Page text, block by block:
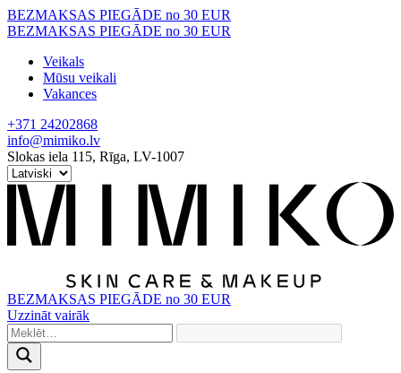
Skip
to
BEZMAKSAS PIEGĀDE no 30 EUR
BEZMAKSAS PIEGĀDE no 30 EUR
Veikals
Mūsu veikali
Vakances
+371 24202868
info@mimiko.lv
Slokas iela 115, Rīga, LV-1007
BEZMAKSAS PIEGĀDE no 30 EUR
Uzzināt vairāk